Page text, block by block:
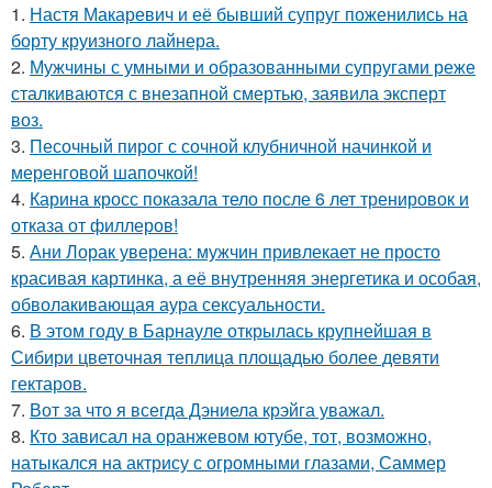
1. Настя Макаревич и её бывший супруг поженились на
борту круизного лайнера.
2. Мужчины с умными и образованными супругами реже
сталкиваются с внезапной смертью, заявила эксперт
воз.
3. Песочный пирог с сочной клубничной начинкой и
меренговой шапочкой!
4. Карина кросс показала тело после 6 лет тренировок и
отказа от филлеров!
5. Ани Лорак уверена: мужчин привлекает не просто
красивая картинка, а её внутренняя энергетика и особая,
обволакивающая аура сексуальности.
6. В этом году в Барнауле открылась крупнейшая в
Сибири цветочная теплица площадью более девяти
гектаров.
7. Вот за что я всегда Дэниела крэйга уважал.
8. Кто зависал на оранжевом ютубе, тот, возможно,
натыкался на актрису с огромными глазами, Саммер